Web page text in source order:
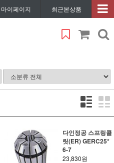
마이페이지 최근본상품
다인정공 스프링콜
릿(ER) GERC25*
6-7
23,830원